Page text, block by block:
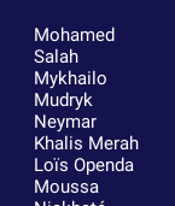
Mohamed
Salah
Mykhailo
Mudryk
Neymar
Khalis Merah
Loïs Openda
Moussa